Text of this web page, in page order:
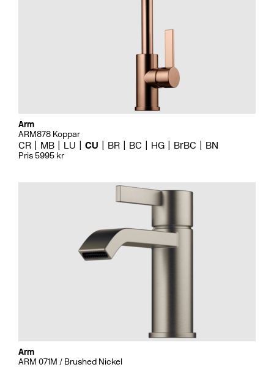
Arm
ARM878 Koppar
CR MB LU CU BR BC HG BrBC BN
Pris 5995 kr
Arm
ARM 071M / Brushed Nickel